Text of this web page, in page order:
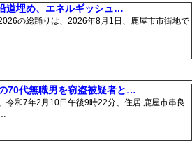
道埋め、エネルギッシュ…
の総踊りは、2026年8月1日、鹿屋市市街地で
70代無職男を窃盗被疑者と…
令和7年2月10日午後9時22分、住居 鹿屋市串良